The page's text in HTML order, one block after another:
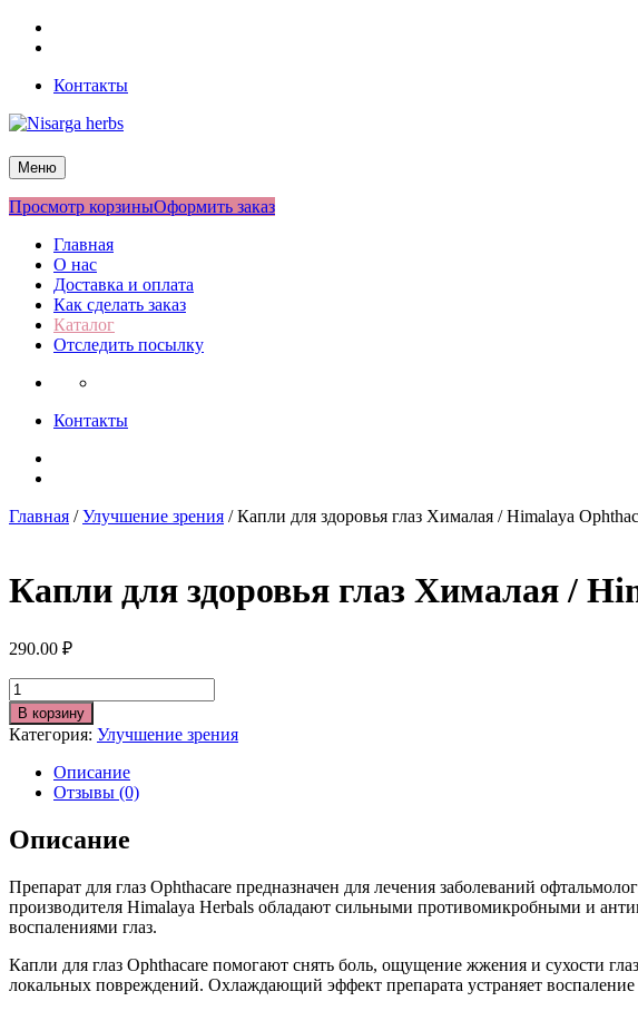
Перейти
Контакты
Nisarga herbs
Меню
Просмотр корзиныОформить заказ
Главная
О нас
Доставка и оплата
Как сделать заказ
Каталог
Отследить посылку
Контакты
Главная /Улучшение зрения / Капли для здоровья глаз Хималая / Himalaya
Капли для здоровья глаз Хималая /
290.00 ₽
Количество
В корзину
Категория: Улучшение зрения
Описание
Отзывы (0)
Описание
Препарат для глаз Ophthacare предназначен для лечения заболеваний
производителя Himalaya Herbals обладают сильными противомикробными и
воспалениями глаз.
Капли для глаз Ophthacare помогают снять боль, ощущение жжения и сухости
локальных повреждений. Охлаждающий эффект препарата устраняет воспаление